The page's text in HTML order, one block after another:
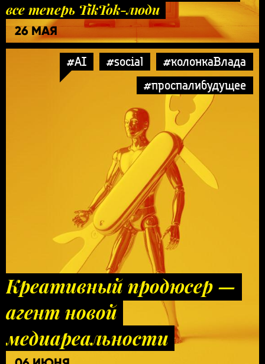
все теперь TikTok-люди
26 МАЯ
#AI #social
#колонкаВлада
#проспалибудущее
Креативный продюсер —
агент новой
медиареальности